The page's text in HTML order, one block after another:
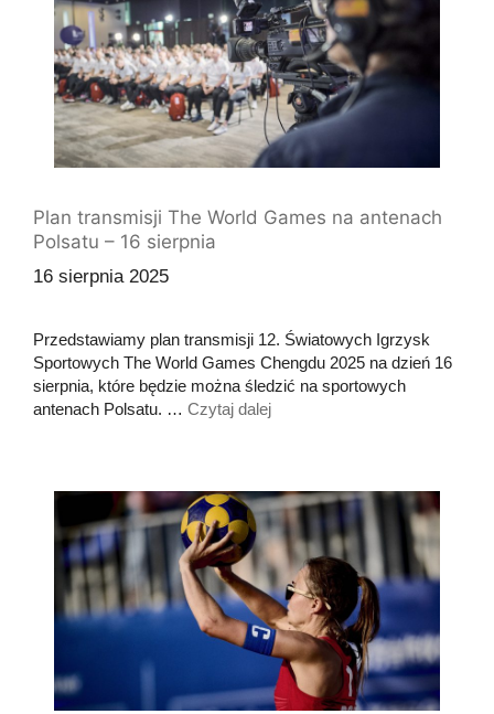
Plan transmisji The World Games na antenach
Polsatu – 16 sierpnia
16 sierpnia 2025
Przedstawiamy plan transmisji 12. Światowych Igrzysk
Sportowych The World Games Chengdu 2025 na dzień 16
sierpnia, które będzie można śledzić na sportowych
antenach Polsatu. … Czytaj dalej